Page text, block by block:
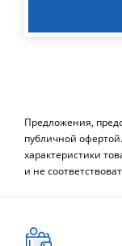
Предложения,
публичной
характеристики
и не